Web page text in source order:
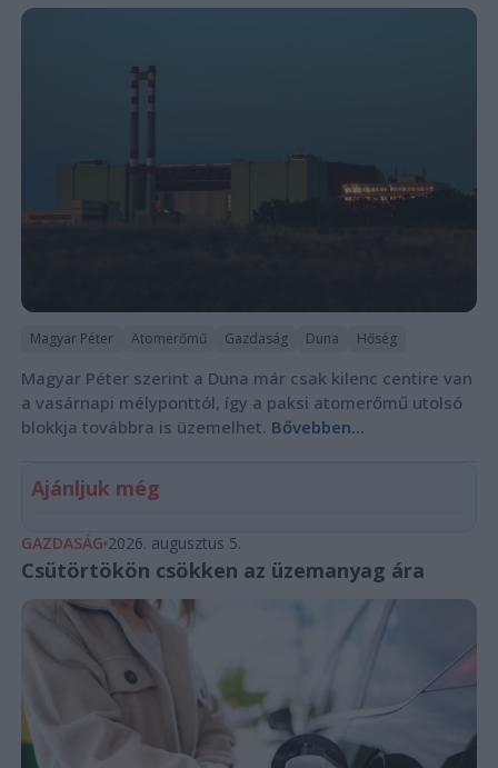
Magyar Péter Atomerőmű Gazdaság Duna Hőség
Magyar Péter szerint a Duna már csak kilenc centire van
a vasárnapi mélyponttól, így a paksi atomerőmű utolsó
blokkja továbbra is üzemelhet. Bővebben...
Ajánljuk még
GAZDASÁG 2026. augusztus 5.
Csütörtökön csökken az üzemanyag ára